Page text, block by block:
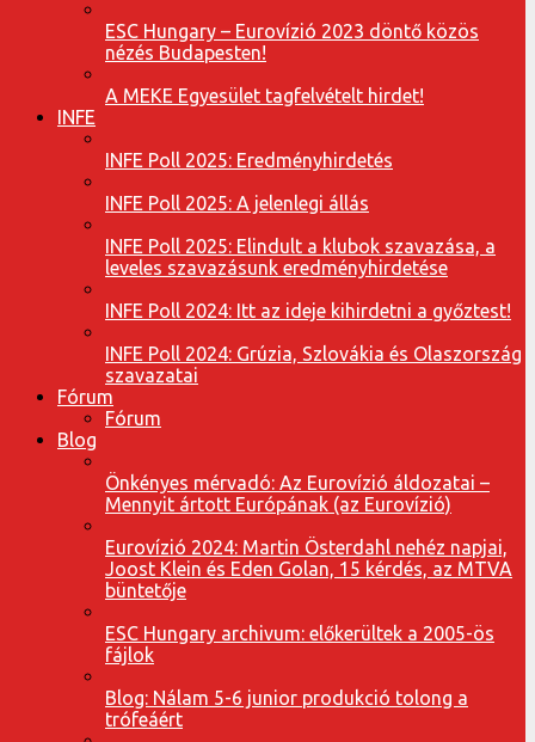
ESC Hungary – Eurovízió 2023 döntő közös
nézés Budapesten!
A MEKE Egyesület tagfelvételt hirdet!
INFE
INFE Poll 2025: Eredményhirdetés
INFE Poll 2025: A jelenlegi állás
INFE Poll 2025: Elindult a klubok szavazása, a
leveles szavazásunk eredményhirdetése
INFE Poll 2024: Itt az ideje kihirdetni a győztest!
INFE Poll 2024: Grúzia, Szlovákia és Olaszország
szavazatai
Fórum
Fórum
Blog
Önkényes mérvadó: Az Eurovízió áldozatai –
Mennyit ártott Európának (az Eurovízió)
Eurovízió 2024: Martin Österdahl nehéz napjai,
Joost Klein és Eden Golan, 15 kérdés, az MTVA
büntetője
ESC Hungary archivum: előkerültek a 2005-ös
fájlok
Blog: Nálam 5-6 junior produkció tolong a
trófeáért